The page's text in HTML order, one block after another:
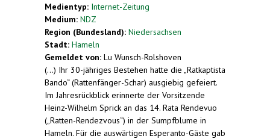
Medientyp: Internet-Zeitung
Medium: NDZ
Region (Bundesland): Niedersachsen
Stadt: Hameln
Gemeldet von: Lu Wunsch-Rolshoven
(...) Ihr 30-jähriges Bestehen hatte die „Ratkaptista
Bando“ (Rattenfänger-Schar) ausgiebig gefeiert.
Im Jahresrückblick erinnerte der Vorsitzende
Heinz-Wilhelm Sprick an das 14. Rata Rendevuo
(„Ratten-Rendezvous“) in der Sumpfblume in
Hameln. Für die auswärtigen Esperanto-Gäste gab